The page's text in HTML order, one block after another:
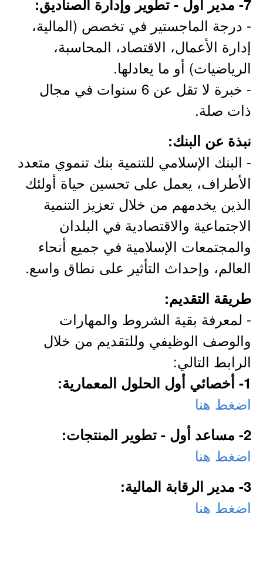
7- مدير أول - تطوير وإدارة الصناديق:
- درجة الماجستير في تخصص (المالية،
إدارة الأعمال، الاقتصاد، المحاسبة،
الرياضيات) أو ما يعادلها.
- خبرة لا تقل عن 6 سنوات في مجال
ذات صلة.
نبذة عن البنك:
- البنك الإسلامي للتنمية بنك تنموي متعدد
الأطراف، يعمل على تحسين حياة أولئك
الذين يخدمهم من خلال تعزيز التنمية
الاجتماعية والاقتصادية في البلدان
والمجتمعات الإسلامية في جميع أنحاء
العالم، وإحداث التأثير على نطاق واسع.
طريقة التقديم:
- لمعرفة بقية الشروط والمهارات
والوصف الوظيفي وللتقديم من خلال
الرابط التالي:
1- أخصائي أول الحلول المعمارية:
اضغط هنا
2- مساعد أول - تطوير المنتجات:
اضغط هنا
3- مدير الرقابة المالية:
اضغط هنا